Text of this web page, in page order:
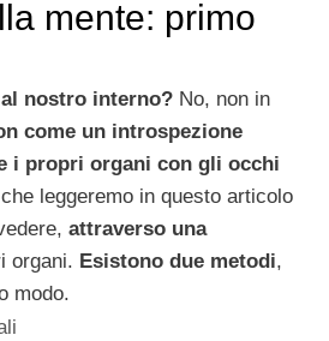
mente: primo
al nostro interno? No, non in
come un introspezione
i propri organi con gli occhi
leggeremo in questo articolo
attraverso una
organi. Esistono due metodi,
modo.